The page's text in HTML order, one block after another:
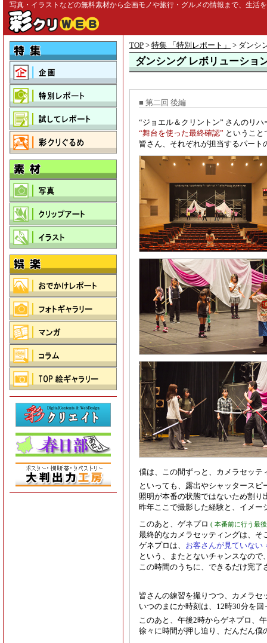
写真・イラストなどの無料素材から企画モノや旅行・グルメの情報まで、生活
TOP > 特集 「特別レポート」 > ダンシ
ダンシング レボリューショ
■ 第二回 後編
“ジョエル＆クリントン” さんのリ
“舞台を使った最終確認” ということ
皆さん、それぞれが担当するパート
僕は、この間ずっと、カメラセッテ
といっても、露出やシャッタースピ
照明が本番の状態ではないため割り
昨年ここで撮影した経験と、イメ
このあと、ゲネプロ ( 本番前に行う最
最終的なカメラセッティングは、そ
ゲネプロは、 お客さんが見ていない
という、またとないチャンスなので
この時間のうちに、できるだけ完了
皆さんの練習を撮りつつ、カメラ
いつのまにか時刻は、12時30分を回
このあと、午後2時からゲネプロ、
徐々に時間が押し迫り、だんだん僕